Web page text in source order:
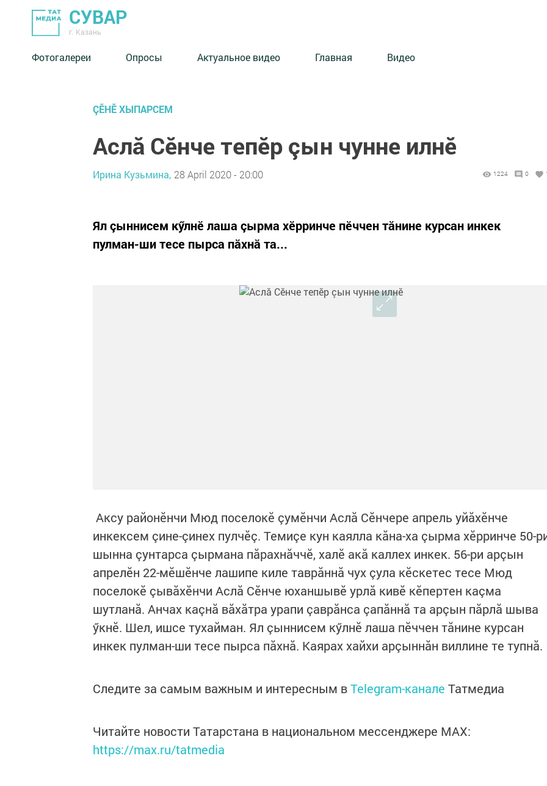
СУВАР
г. Казань
Фотогалереи Опросы Актуальное видео Главная Видео
ÇӖНӖ ХЫПАРСЕМ
Аслă Сӗнче тепӗр çын чунне илнӗ
Ирина Кузьмина, 28 April 2020 - 20:00 1224 0
Ял çыннисем кӳлнӗ лаша çырма хӗрринче пӗччен тăнине курсан инкек
пулман-ши тесе пырса пăхнă та...
Аксу районӗнчи Мюд поселокӗ çумӗнчи Аслă Сӗнчере апрель уйăхӗнче
инкексем çине-çинех пулчӗç. Темиçе кун каялла кăна-ха çырма хӗрринче 50-
шынна çунтарса çырмана пăрахнăччӗ, халӗ акă каллех инкек. 56-ри арçын
апрелӗн 22-мӗшӗнче лашипе киле таврăннă чух çула кӗскетес тесе Мюд
поселокӗ çывăхӗнчи Аслă Сӗнче юханшывӗ урлă кивӗ кӗпертен каçма
шутланă. Анчах каçнă вăхăтра урапи çаврăнса çапăннă та арçын пăрлă шыва
ӳкнӗ. Шел, ишсе тухайман. Ял çыннисем кӳлнӗ лаша пӗччен тăнине курсан
инкек пулман-ши тесе пырса пăхнă. Каярах хайхи арçыннăн виллине те тупнă.
Следите за самым важным и интересным вTelegram-канале Татмедиа
Читайте новости Татарстана в национальном мессенджере MАХ:
https://max.ru/tatmedia